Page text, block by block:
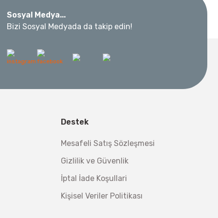
50Mt
Sosyal Medya...
Bizi Sosyal Medyada da takip edin!
Destek
Mesafeli Satış Sözleşmesi
Gizlilik ve Güvenlik
İptal İade Koşullari
Kişisel Veriler Politikası